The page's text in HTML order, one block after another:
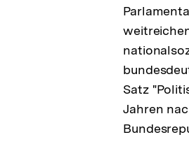
Satz
Jahren